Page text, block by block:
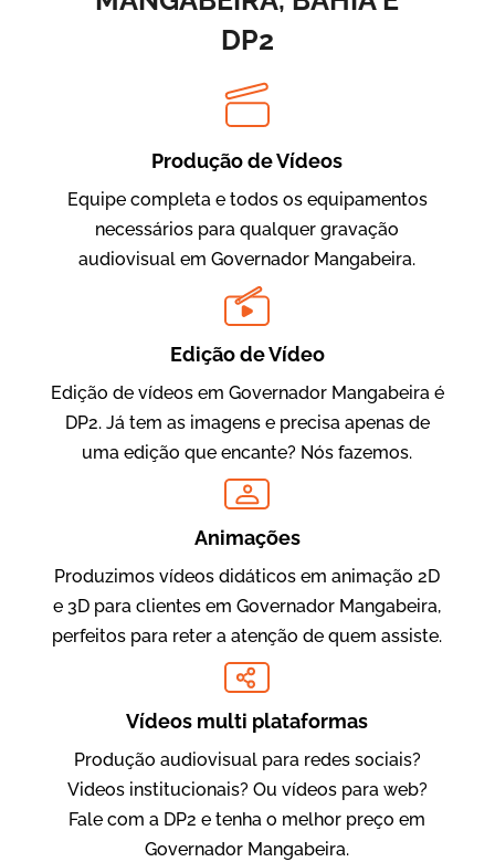
BRF Parceiros
Vídeos de Integração e Segurança
Oftalmocare
Vídeo Institucional
Amigo Edu
Vídeos Publicitários
DP2
Produção de Vídeos
Equipe completa e todos os equipamentos
necessários para qualquer gravação
audiovisual em Governador Mangabeira.
Edição de Vídeo
Edição de vídeos em Governador Mangabeira é
DP2. Já tem as imagens e precisa apenas de
uma edição que encante? Nós fazemos.
Animações
Produzimos vídeos didáticos em animação 2D
e 3D para clientes em Governador Mangabeira,
perfeitos para reter a atenção de quem assiste.
Vídeos multi plataformas
Produção audiovisual para redes sociais?
Videos institucionais? Ou vídeos para web?
Fale com a DP2 e tenha o melhor preço em
Governador Mangabeira.